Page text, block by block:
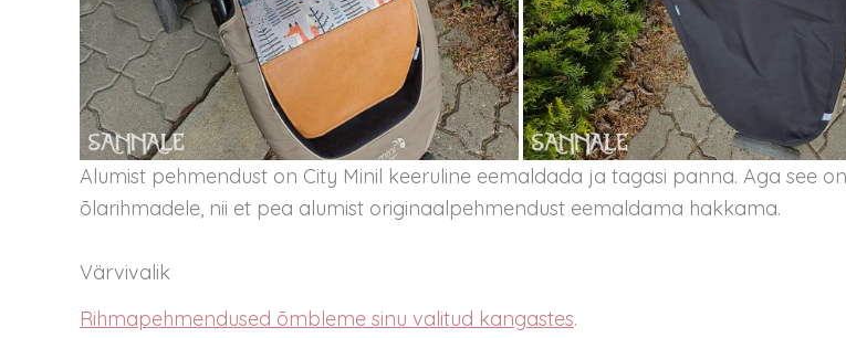
Alumist pehmendust on City Minil keeruline eemaldada ja tagasi panna. Aga see
õlarihmadele, nii et pea alumist originaalpehmendust eemaldama hakkama.
Värvivalik
Rihmapehmendused õmbleme sinu valitud kangastes.